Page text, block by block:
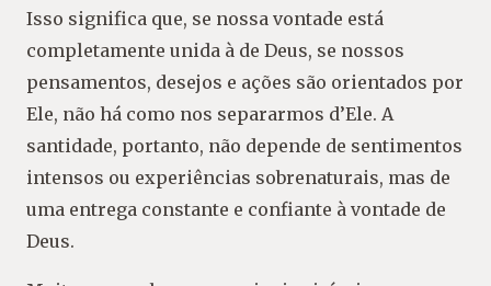
Isso significa que, se nossa vontade está
completamente unida à de Deus, se nossos
pensamentos, desejos e ações são orientados por
Ele, não há como nos separarmos d’Ele. A
santidade, portanto, não depende de sentimentos
intensos ou experiências sobrenaturais, mas de
uma entrega constante e confiante à vontade de
Deus.